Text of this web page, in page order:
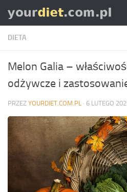
Skip to content
DIETA
Melon Galia –
odżywcze i
PRZEZ YOURDIET.COM.PL · 6 LUTEGO